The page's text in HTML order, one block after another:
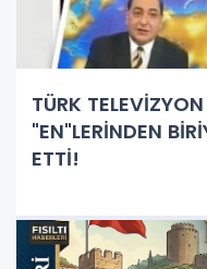
TÜRK
"EN"LERİNDEN
ETTİ!